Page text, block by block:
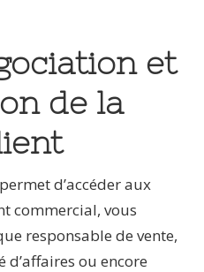
et
de la
d’accéder aux
commercial, vous
responsable de vente,
d’affaires ou encore